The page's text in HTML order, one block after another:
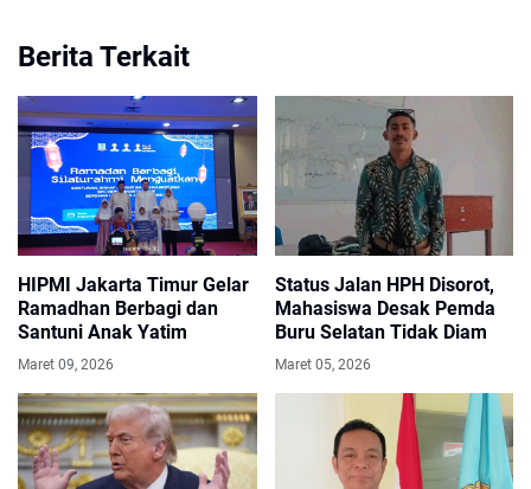
Berita Terkait
HIPMI Jakarta Timur Gelar
Ramadhan Berbagi dan
Santuni Anak Yatim
Maret 09, 2026
Status Jalan HPH Disorot,
Mahasiswa Desak Pemda
Buru Selatan Tidak Diam
Maret 05, 2026